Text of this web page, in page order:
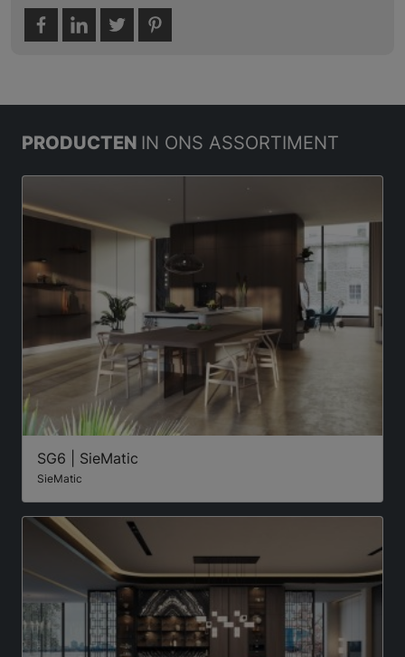
PRODUCTEN IN ONS ASSORTIMENT
SG6 | SieMatic
SieMatic